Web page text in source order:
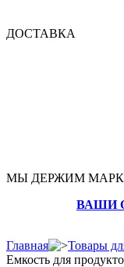
ДОСТАВКА
МЫ ДЕРЖИМ
ВАШИ
Главная Товары
Емкость для